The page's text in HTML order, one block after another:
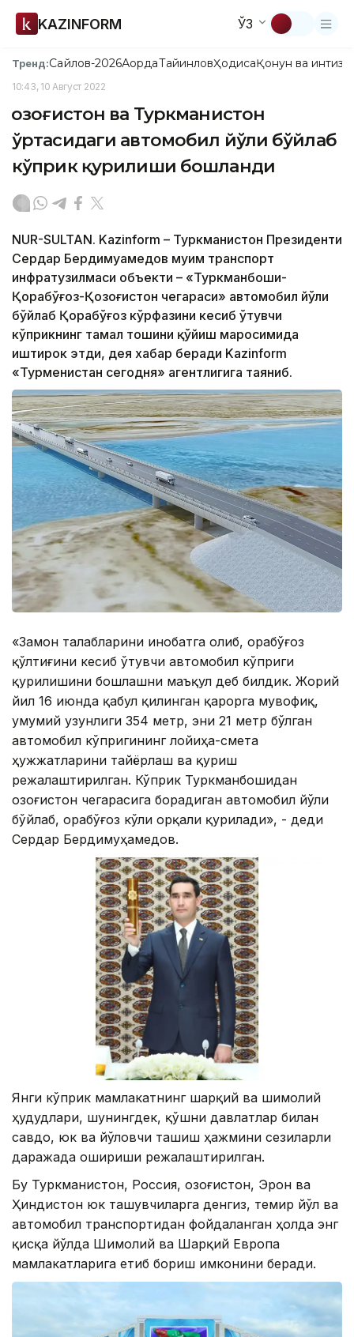
KAZINFORM ЎЗ
Тренд:Сайлов-2026АқордаТайинловҲодисаҚонун ва
10:43, 10 Август 2022
Қозоғистон ва Туркманистон
ўртасидаги автомобил йўли бўйлаб
кўприк қурилиши бошланди
NUR-SULTAN. Kazinform – Туркманистон Президенти
Сердар Бердимуҳамедов муҳим транспорт
инфратузилмаси объекти – «Туркманбоши-
Қорабўғоз-Қозоғистон чегараси» автомобил йўли
бўйлаб Қорабўғоз кўрфазини кесиб ўтувчи
кўприкнинг тамал тошини қўйиш маросимида
иштирок этди, дея хабар беради Kazinform
«Турменистан сегодня» агентлигига таяниб.
«Замон талабларини инобатга олиб, Қорабўғоз
қўлтиғини кесиб ўтувчи автомобил кўприги
қурилишини бошлашни маъқул деб билдик. Жорий
йил 16 июнда қабул қилинган қарорга мувофиқ,
умумий узунлиги 354 метр, эни 21 метр бўлган
автомобил кўпригининг лойиҳа-смета
ҳужжатларини тайёрлаш ва қуриш
режалаштирилган. Кўприк Туркманбошидан
Қозоғистон чегарасига борадиган автомобил йўли
бўйлаб, Қорабўғоз кўли орқали қурилади», - деди
Сердар Бердимуҳамедов.
Янги кўприк мамлакатнинг шарқий ва шимолий
ҳудудлари, шунингдек, қўшни давлатлар билан
савдо, юк ва йўловчи ташиш ҳажмини сезиларли
даражада ошириши режалаштирилган.
Бу Туркманистон, Россия, Қозоғистон, Эрон ва
Ҳиндистон юк ташувчиларга денгиз, темир йўл ва
автомобил транспортидан фойдаланган ҳолда энг
қисқа йўлда Шимолий ва Шарқий Европа
мамлакатларига етиб бориш имконини беради.